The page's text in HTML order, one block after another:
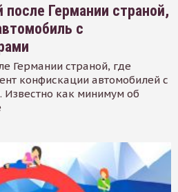
после Германии страной,
с
Германии страной, где
конфискации автомобилей с
как минимум об